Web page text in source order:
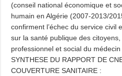
(conseil national économique et
humain en Algérie (2007-2013/
confirment l’échec du service civil
sur la santé publique des
professionnel et social du médecin
SYNTHESE DU RAPPORT DE
COUVERTURE SANITAIRE :